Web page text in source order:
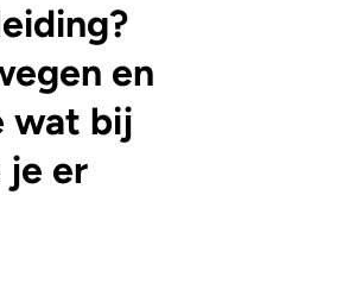
en
wat bij
je er